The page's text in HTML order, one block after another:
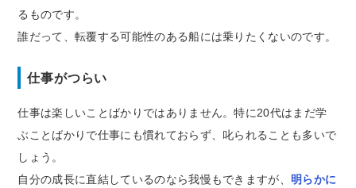
るものです。
誰だって、転覆する可能性のある船には乗りたくないのです。
仕事がつらい
仕事は楽しいことばかりではありません。特に20代はまだ学
ぶことばかりで仕事にも慣れておらず、叱られることも多いで
しょう。
自分の成長に直結しているのなら我慢もできますが、 明らかに